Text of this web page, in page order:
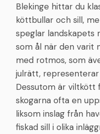
Blekinge hittar du
köttbullar och sill,
speglar landskapets
som ål när den varit
med rotmos, som
julrätt,
Dessutom är viltkött
skogarna ofta en
liksom inslag från
fiskad sill i olika